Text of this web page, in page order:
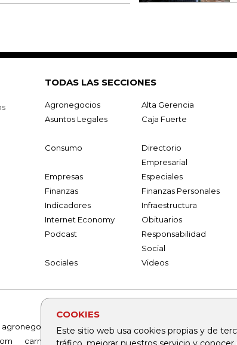
COOKIES
Este sitio web usa cookies propias y de
TODAS LAS SECCIONES
Agronegocios Alta Gerencia
Asuntos Legales
Caja Fuerte
Consumo
Directorio
Empresarial
Empresas Especiales
Finanzas
Finanzas Personales
Indicadores
Infraestructura
Internet Economy
Obituarios
Podcast
Responsabilidad
Social
Sociales Videos
agronegocios.co empresas.larepublica.co
carnavalindustriacultural.com canalrcn.com